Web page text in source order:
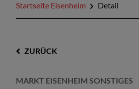
Startseite Eisenheim Detail
ZURÜCK
MARKT EISENHEIM SONSTIGES